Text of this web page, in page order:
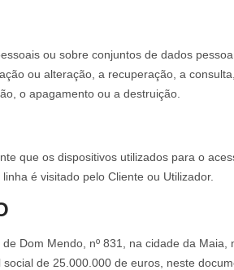
ou sobre conjuntos de dados
ou alteração, a recuperação, a
o apagamento ou a destruição.
que os dispositivos utilizados para o
é visitado pelo Cliente ou Utilizador.
Dom Mendo, nº 831, na cidade da
de 25.000.000 de euros, neste